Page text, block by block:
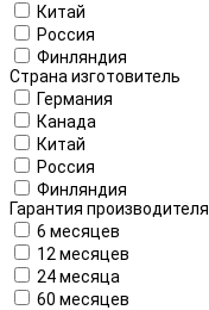
Китай
Россия
Финляндия
Страна изготовитель
Германия
Канада
Китай
Россия
Финляндия
Гарантия производителя
6 месяцев
12 месяцев
24 месяца
60 месяцев